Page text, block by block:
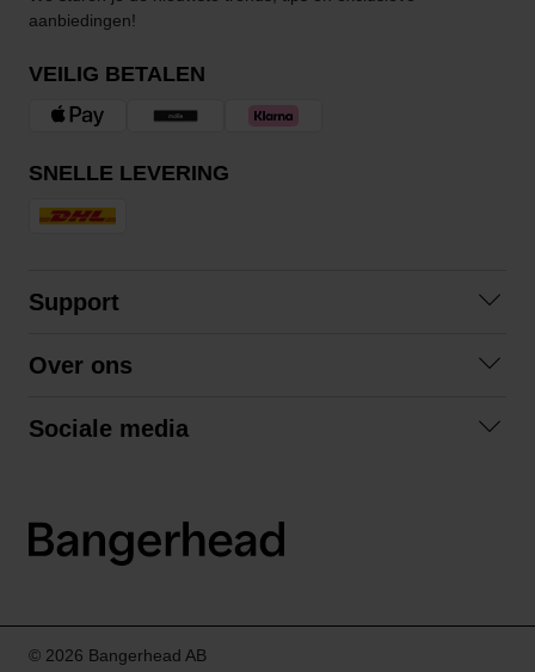
aanbiedingen!
VEILIG BETALEN
SNELLE LEVERING
Support
Algemene voorwaarden
Over ons
Sociale media
LinkedIn
© 2026 Bangerhead AB